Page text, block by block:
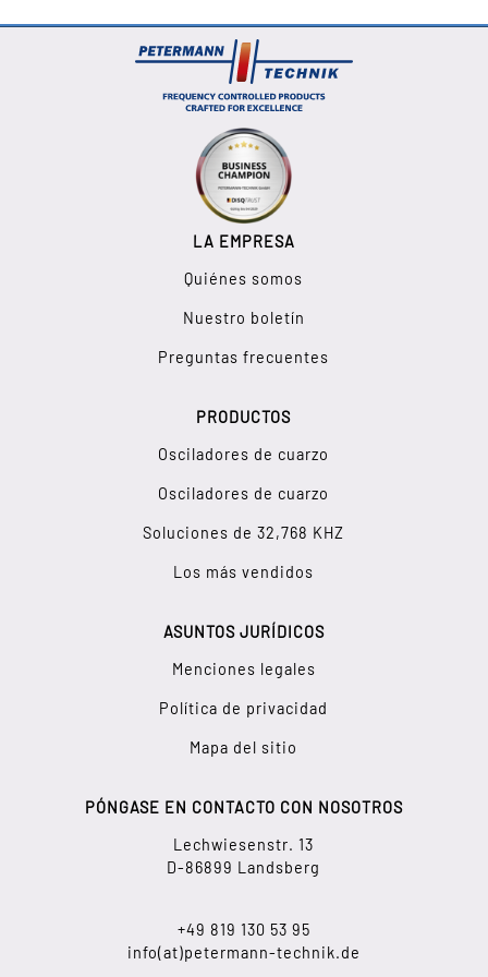
LA EMPRESA
Quiénes somos
Nuestro boletín
Preguntas frecuentes
PRODUCTOS
Osciladores de cuarzo
Osciladores de cuarzo
Soluciones de 32,768 KHZ
Los más vendidos
ASUNTOS JURÍDICOS
Menciones legales
Política de privacidad
Mapa del sitio
PÓNGASE EN CONTACTO CON NOSOTROS
Lechwiesenstr. 13
D-86899 Landsberg
+49 819 130 53 95
info(at)petermann-technik.de